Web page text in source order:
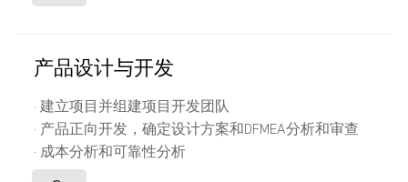
产品设计与开发
· 建立项目并组建项目开发团队
· 产品正向开发，确定设计方案和DFMEA分析和审查
· 成本分析和可靠性分析